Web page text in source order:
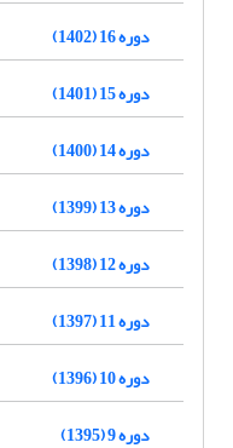
دوره 16 (1402)
دوره 15 (1401)
دوره 14 (1400)
دوره 13 (1399)
دوره 12 (1398)
دوره 11 (1397)
دوره 10 (1396)
دوره 9 (1395)